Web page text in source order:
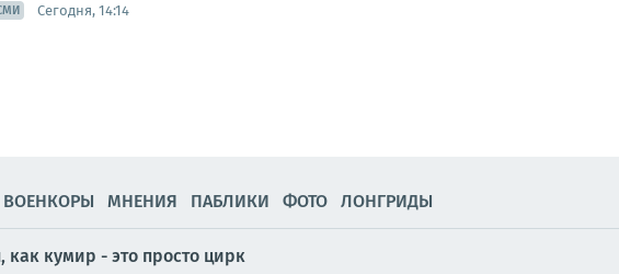
Сегодня, 14:14
ВОЕНКОРЫ МНЕНИЯ ПАБЛИКИ ФОТО ЛОНГРИДЫ
кумир - это просто цирк